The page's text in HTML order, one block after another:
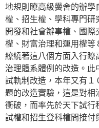
地規則瞭高級黌舍的辦
權、招生權、學科專門研
開發和社會辦事權、國
權、財富治理和運用權
繚繞著這八個方面入行瞭
治理體系體例的改造。此
試軌制改造，本年又有
題的改造實驗，這是對相
衝破，而率先於天下試行
試權和招生登科權間接付